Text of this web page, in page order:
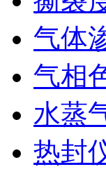
气体
气相
水蒸
热封